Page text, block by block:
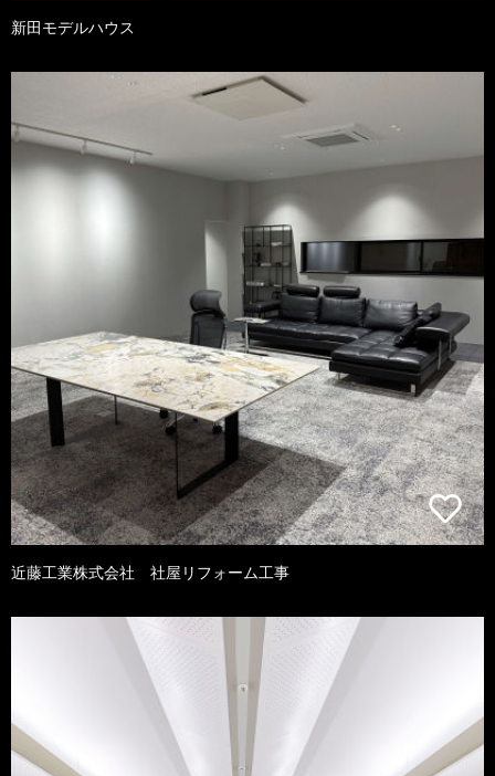
新田モデルハウス
近藤工業株式会社 社屋リフォーム工事